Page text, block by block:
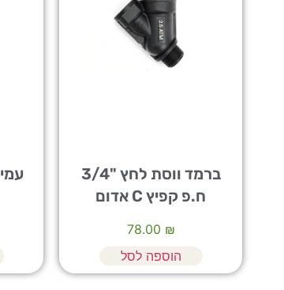
ברמד ווסת לחץ "3/4
ח.פ קפיץ C אדום
₪
הוספה לסל